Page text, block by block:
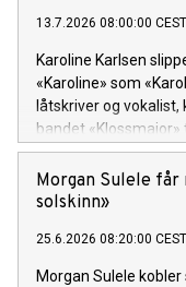
13.7.2026 08:00:00 CEST
Karoline Karlsen
«Karoline» som
låtskriver og
bandet
soloartist. Lytteren
univers fullt av
Morgan Sulele får
solskinn»
25.6.2026 08:20:00 CEST
Morgan Sulele